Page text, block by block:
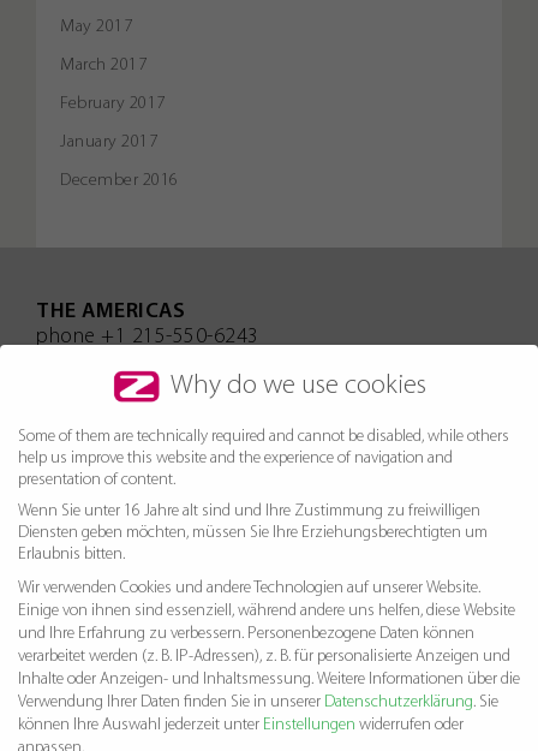
May 2017
March 2017
February 2017
January 2017
December 2016
THE AMERICAS
phone +1 215-550-6243
DACH/CEE
phone +49 761 70 776 700
Northern Europe/ROW
phone +32 9 329 57 53
Full Contact Information
FEATURES
HYBRID PULSE
REFERENCES
COMPANY
VISIT HYBRID SOFTWARE
Why do we use cookies
Some of them are technically required and cannot be disabled, while others
help us improve this website and the experience of navigation and
presentation of content.
Wenn Sie unter 16 Jahre alt sind und Ihre Zustimmung zu freiwilligen
Diensten geben möchten, müssen Sie Ihre Erziehungsberechtigten um
Erlaubnis bitten.
Wir verwenden Cookies und andere Technologien auf unserer Website.
Einige von ihnen sind essenziell, während andere uns helfen, diese Website
und Ihre Erfahrung zu verbessern. Personenbezogene Daten können
verarbeitet werden (z. B. IP-Adressen), z. B. für personalisierte Anzeigen und
Inhalte oder Anzeigen- und Inhaltsmessung. Weitere Informationen über die
Verwendung Ihrer Daten finden Sie in unserer Datenschutzerklärung. Sie
können Ihre Auswahl jederzeit unter Einstellungen widerrufen oder